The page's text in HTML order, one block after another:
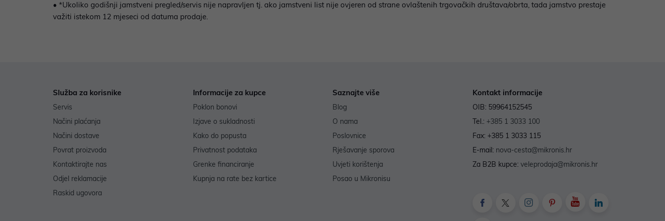
• *Ukoliko godišnji jamstveni pregled/servis nije napravljen tj. ako jamstveni list nije ovjeren od strane ovlaštenih trgovačkih društava/obrta, tada jamstvo prestaje
važiti istekom 12 mjeseci od datuma prodaje.
Služba za korisnike
Servis
Načini plaćanja
Načini dostave
Povrat proizvoda
Kontaktirajte nas
Odjel reklamacije
Raskid ugovora
Informacije za kupce
Poklon bonovi
Izjave o sukladnosti
Kako do popusta
Privatnost podataka
Grenke financiranje
Kupnja na rate bez kartice
Saznajte više
Blog
O nama
Poslovnice
Rješavanje sporova
Uvjeti korištenja
Posao u Mikronisu
Kontakt informacije
OIB: 59964152545
Tel.: +385 1 3033 100
Fax: +385 1 3033 115
E-mail: nova-cesta@mikronis.hr
Za B2B kupce: veleprodaja@mikronis.hr